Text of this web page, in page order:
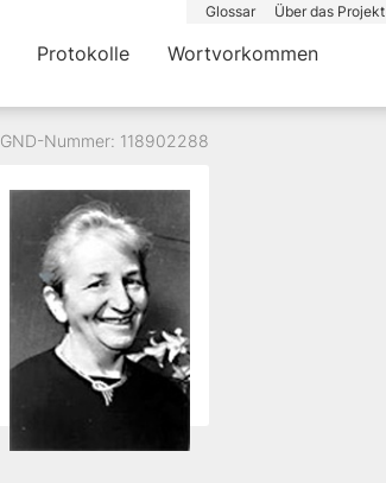
Glossar Über das Projekt
Protokolle Wortvorkommen
GND-Nummer: 118902288